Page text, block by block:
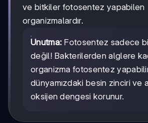
ve bitkiler fotosentez yapabilen
organizmalardır.
Unutma: Fotosentez sadece
değil! Bakterilerden alglere
organizma fotosentez
dünyamızdaki besin zinciri ve
oksijen dengesi korunur.